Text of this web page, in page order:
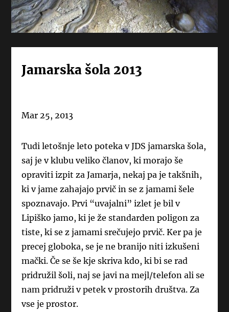
Jamarska šola 2013
Mar 25, 2013
Tudi letošnje leto poteka v JDS jamarska šola,
saj je v klubu veliko članov, ki morajo še
opraviti izpit za Jamarja, nekaj pa je takšnih,
ki v jame zahajajo prvič in se z jamami šele
spoznavajo. Prvi “uvajalni” izlet je bil v
Lipiško jamo, ki je že standarden poligon za
tiste, ki se z jamami srečujejo prvič. Ker pa je
precej globoka, se je ne branijo niti izkušeni
mački. Če se še kje skriva kdo, ki bi se rad
pridružil šoli, naj se javi na mejl/telefon ali se
nam pridruži v petek v prostorih društva. Za
vse je prostor.